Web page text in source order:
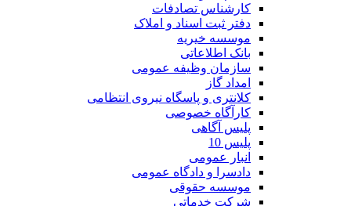
کارشناس تصادفات
دفتر ثبت اسناد و املاک
موسسه خیریه
بانک اطلاعاتی
سازمان وظیفه عمومی
امداد گاز
کلانتری و پاسگاه نیروی انتظامی
کارآگاه خصوصی
پلیس آگاهی
پلیس 10
انبار عمومی
دادسرا و دادگاه عمومی
موسسه حقوقی
شرکت خدماتی